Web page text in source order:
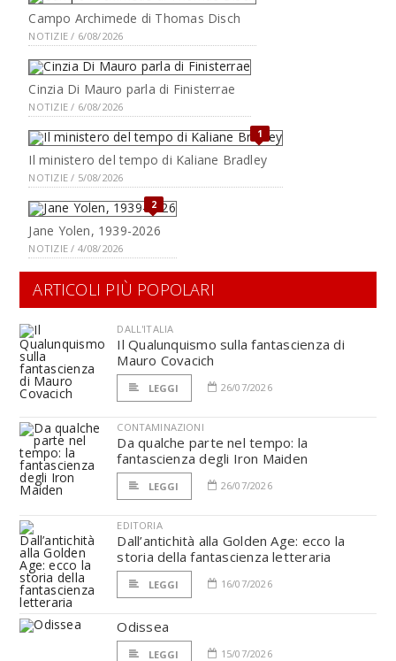
Campo Archimede di Thomas Disch
NOTIZIE / 6/08/2026
Cinzia Di Mauro parla di Finisterrae
NOTIZIE / 6/08/2026
1
Il ministero del tempo di Kaliane Bradley
NOTIZIE / 5/08/2026
2
Jane Yolen, 1939-2026
NOTIZIE / 4/08/2026
ARTICOLI PIÙ POPOLARI
DALL'ITALIA
Il Qualunquismo sulla fantascienza di
Mauro Covacich
LEGGI 26/07/2026
CONTAMINAZIONI
Da qualche parte nel tempo: la
fantascienza degli Iron Maiden
LEGGI 26/07/2026
EDITORIA
Dall’antichità alla Golden Age: ecco la
storia della fantascienza letteraria
LEGGI 16/07/2026
Odissea
LEGGI 15/07/2026